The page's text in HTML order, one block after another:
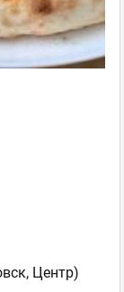
Центр)